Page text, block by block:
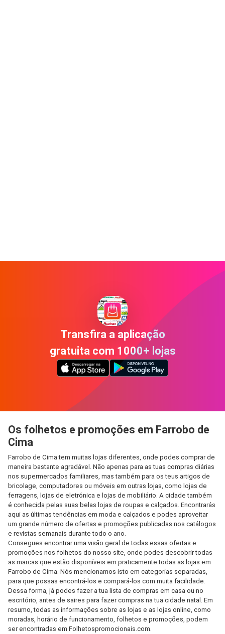
Transfira a aplicação
gratuita com 1000+ lojas
Os folhetos e promoções em Farrobo de
Cima
Farrobo de Cima tem muitas lojas diferentes, onde podes comprar de
maneira bastante agradável. Não apenas para as tuas compras diárias
nos supermercados familiares, mas também para os teus artigos de
bricolage, computadores ou móveis em outras lojas, como lojas de
ferragens, lojas de eletrónica e lojas de mobiliário. A cidade também
é conhecida pelas suas belas lojas de roupas e calçados. Encontrarás
aqui as últimas tendências em moda e calçados e podes aproveitar
um grande número de ofertas e promoções publicadas nos catálogos
e revistas semanais durante todo o ano.
Consegues encontrar uma visão geral de todas essas ofertas e
promoções nos folhetos do nosso site, onde podes descobrir todas
as marcas que estão disponíveis em praticamente todas as lojas em
Farrobo de Cima. Nós mencionamos isto em categorias separadas,
para que possas encontrá-los e compará-los com muita facilidade.
Dessa forma, já podes fazer a tua lista de compras em casa ou no
escritório, antes de saires para fazer compras na tua cidade natal. Em
resumo, todas as informações sobre as lojas e as lojas online, como
moradas, horário de funcionamento, folhetos e promoções, podem
ser encontradas em Folhetospromocionais.com.